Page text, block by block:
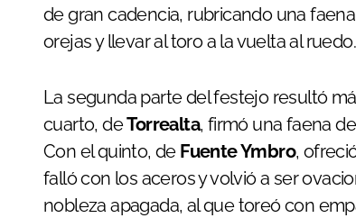
de gran cadencia, rubricando una
orejas y llevar al toro a la vuelta al ruedo.
La segunda parte del festejo resultó
cuarto, deTorrealta, firmó una faena
Con el quinto, de Fuente Ymbro,
falló con los aceros y volvió a ser
nobleza apagada, al que toreó con